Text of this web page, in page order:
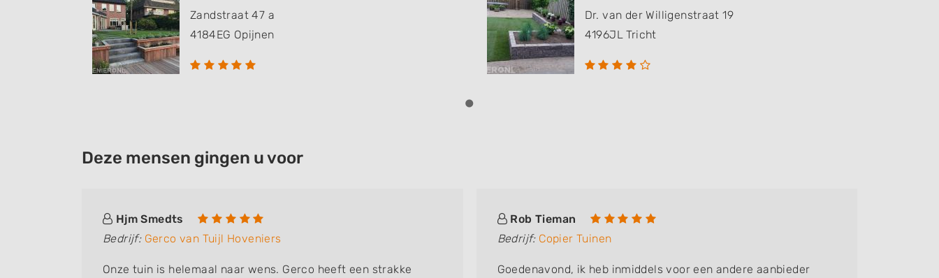
Zandstraat 47 a
4184EG Opijnen
Dr. van der Willigenstraat 19
4196JL Tricht
Deze mensen gingen u voor
Hjm Smedts
Bedrijf: Gerco van Tuijl Hoveniers
Onze tuin is helemaal naar wens. Gerco heeft een strakke
Rob Tieman
Bedrijf: Copier Tuinen
Goedenavond, ik heb inmiddels voor een andere aanbieder